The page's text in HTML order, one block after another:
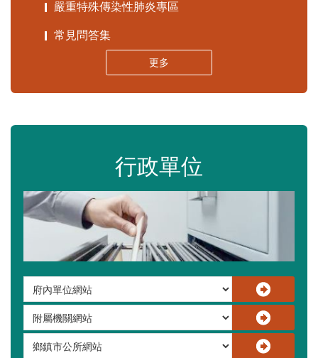
嚴重特殊傳染性肺炎專區
常見問答集
更多
行政單位